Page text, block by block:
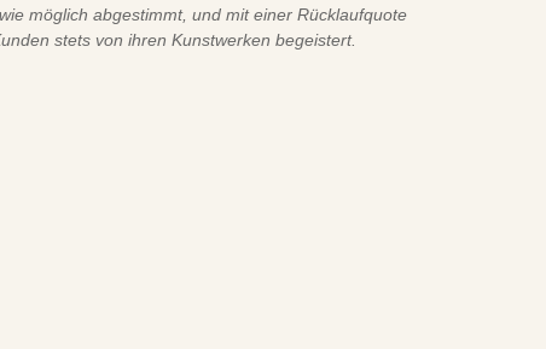
möglich abgestimmt, und mit einer Rücklaufquote
stets von ihren Kunstwerken begeistert.